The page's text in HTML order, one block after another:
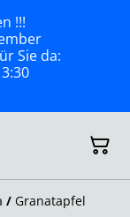
!!!
Sie da:
/ Granatapfel